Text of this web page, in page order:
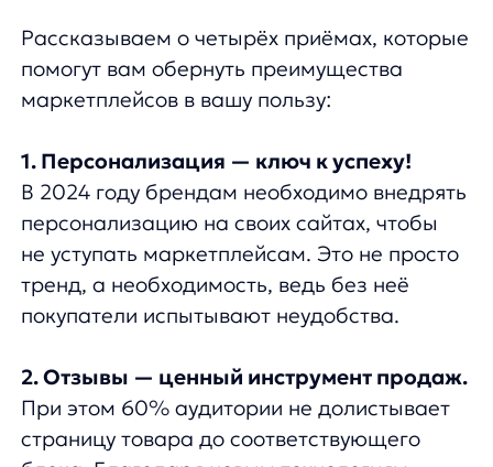
В 2024 году брендам необходимо внедрять
персонализацию на своих сайтах, чтобы
не уступать маркетплейсам. Это не просто
тренд, а необходимость, ведь без неё
2. Отзывы — ценный инструмент продаж.
При этом 60% аудитории не долистывает
страницу товара до соответствующего
блока. Благодаря новым технологиям
можно автоматически выводить отзывы
сразу в верхнюю область карточек товаров
приводит к росту конверсии в заказ.
Делимся результатами запуска такого
инструмента для
Parfum Leader в этой
статье.